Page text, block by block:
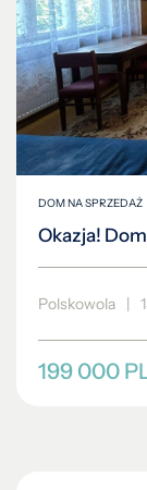
DOM NA SPRZEDAŻ
Okazja!
Polskowola |
199 000